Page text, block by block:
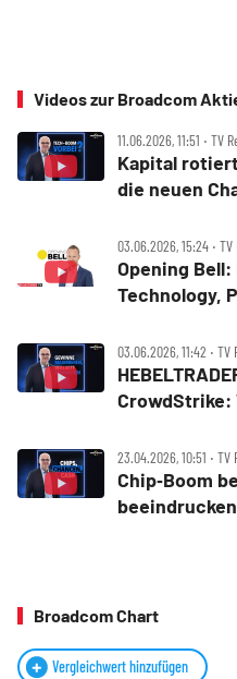
Videos zur Broadcom
11.06.2026, 11:51 ‧ TV
Kapital
die neuen
03.06.2026, 15:24 ‧
Opening
Technology,
03.06.2026, 11:42 ‧
CrowdStrike:
23.04.2026, 10:51 ‧
Chip‑Boom
Broadcom Chart
Vergleichwert hinzufügen